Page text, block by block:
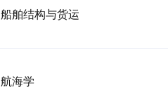
船舶结构与货运
航海学